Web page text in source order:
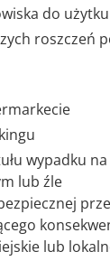
do
roszczeń
wypadku
lub źle
lub